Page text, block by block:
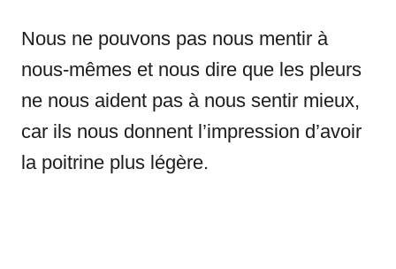
Nous ne pouvons pas nous mentir à
nous-mêmes et nous dire que les pleurs
ne nous aident pas à nous sentir mieux,
car ils nous donnent l’impression d’avoir
la poitrine plus légère.